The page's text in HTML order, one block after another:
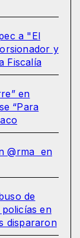
a "El
y
Fiscalía
en
“Para
@rma en
de
en
dispararon